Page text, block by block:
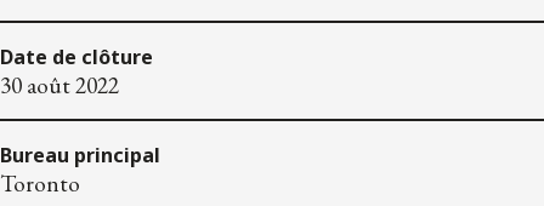
Date de clôture
30 août 2022
Bureau principal
Toronto